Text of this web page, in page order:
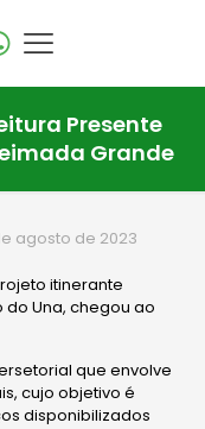
Presente
Grande
agosto de 2023
itinerante
Una, chegou ao
que envolve
cujo objetivo é
disponibilizados